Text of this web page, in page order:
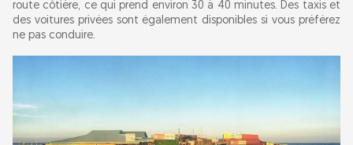
route côtière, ce qui prend environ 30 à 40 minutes. Des taxis et
des voitures privées sont également disponibles si vous préférez
ne pas conduire.